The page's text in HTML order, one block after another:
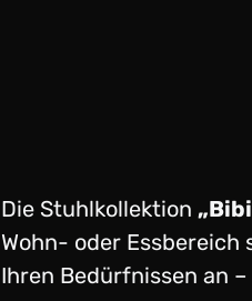
Die Stuhlkollektion
Wohn- oder
Ihren Bedürfnissen an